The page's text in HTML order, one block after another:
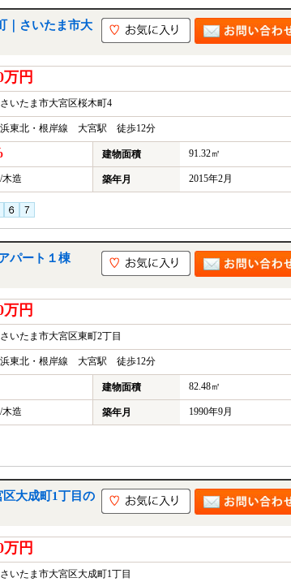
｜さいたま市大
万円
いたま市大宮区桜木町4
浜東北・根岸線 大宮駅 徒歩12分
建物面積 91.32㎡
木造 築年月 2015年2月
パート１棟
万円
いたま市大宮区東町2丁目
浜東北・根岸線 大宮駅 徒歩12分
建物面積 82.48㎡
木造 築年月 1990年9月
大成町1丁目の
万円
いたま市大宮区大成町1丁目